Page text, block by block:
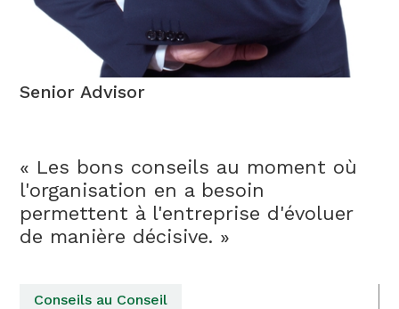
Ignacio Trillo
Senior Advisor
« Les bons conseils au moment où
l'organisation en a besoin
permettent à l'entreprise d'évoluer
de manière décisive. »
Conseils au Conseil